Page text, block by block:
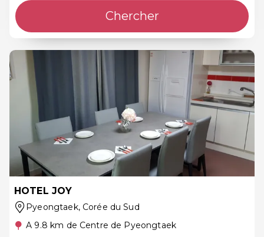
Chercher
HOTEL JOY
Pyeongtaek, Corée du Sud
A 9.8 km de Centre de Pyeongtaek